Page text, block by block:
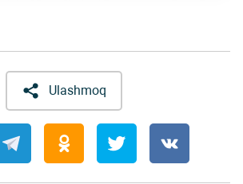
Ulashmoq